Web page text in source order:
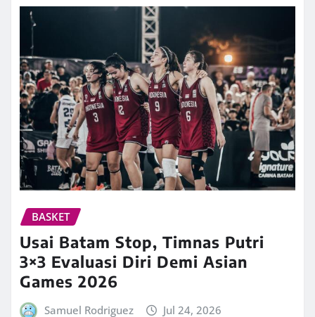
BASKET
Usai Batam Stop, Timnas Putri
3×3 Evaluasi Diri Demi Asian
Games 2026
Samuel Rodriguez Jul 24, 2026